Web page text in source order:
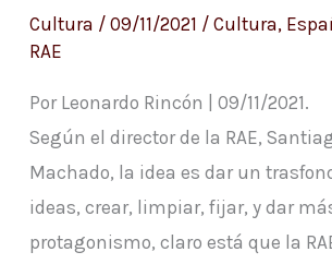
Cultura / 09/11/2021 / Cultura,
RAE
Por Leonardo Rincón | 09/11/2021.
Según el director de la RAE,
Machado, la idea es dar un
ideas, crear, limpiar, fijar, y dar
protagonismo, claro está que la